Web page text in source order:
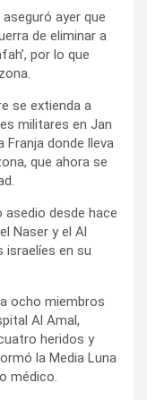
ayer que
de eliminar a
por lo que
se extienda a
militares en Jan
Franja donde lleva
que ahora se
asedio desde hace
Naser y el Al
israelíes en su
ocho miembros
Al Amal,
heridos y
la Media Luna
médico.